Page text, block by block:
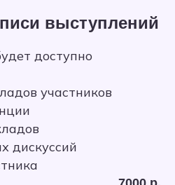
выступлений
доступно
участников
дискуссий